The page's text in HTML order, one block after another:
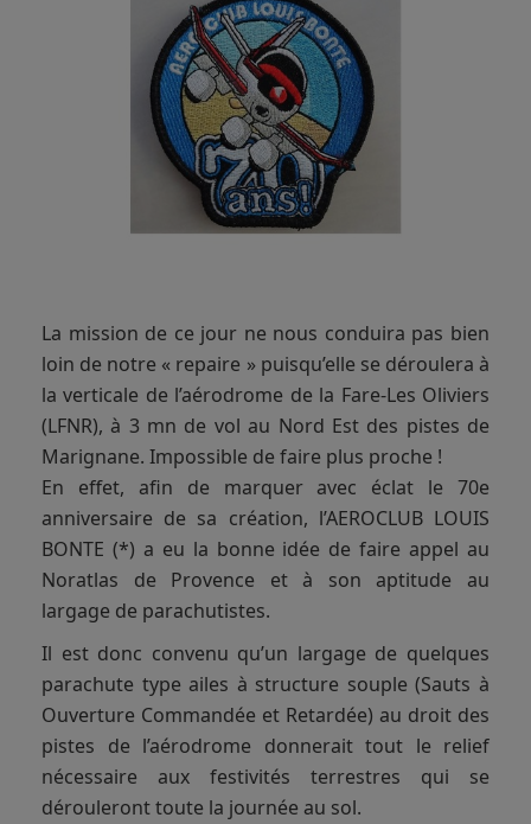
La mission de ce jour ne nous conduira pas bien
loin de notre « repaire » puisqu’elle se déroulera à
la verticale de l’aérodrome de la Fare-Les Oliviers
(LFNR), à 3 mn de vol au Nord Est des pistes de
Marignane. Impossible de faire plus proche !
En effet, afin de marquer avec éclat le 70e
anniversaire de sa création, l’AEROCLUB LOUIS
BONTE (*) a eu la bonne idée de faire appel au
Noratlas de Provence et à son aptitude au
largage de parachutistes.
Il est donc convenu qu’un largage de quelques
parachute type ailes à structure souple (Sauts à
Ouverture Commandée et Retardée) au droit des
pistes de l’aérodrome donnerait tout le relief
nécessaire aux festivités terrestres qui se
dérouleront toute la journée au sol.